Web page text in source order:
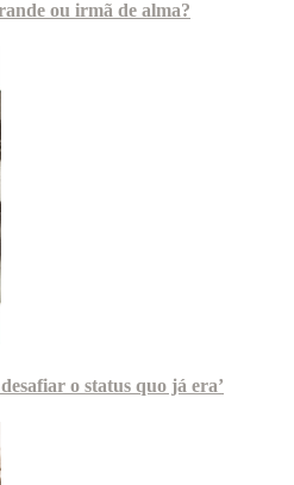
ou irmã de alma?
o status quo já era’